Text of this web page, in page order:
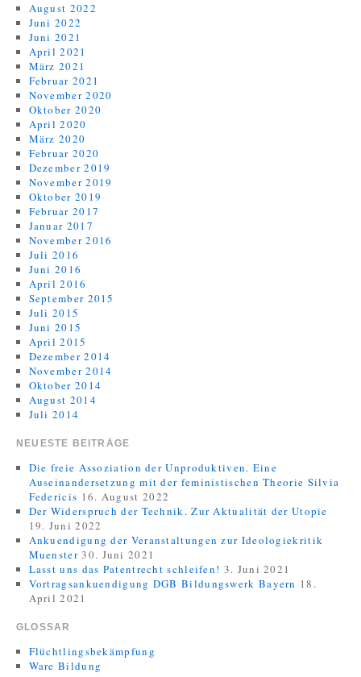
August 2022
Juni 2022
Juni 2021
April 2021
März 2021
Februar 2021
November 2020
Oktober 2020
April 2020
März 2020
Februar 2020
Dezember 2019
November 2019
Oktober 2019
Februar 2017
Januar 2017
November 2016
Juli 2016
Juni 2016
April 2016
September 2015
Juli 2015
Juni 2015
April 2015
Dezember 2014
November 2014
Oktober 2014
August 2014
Juli 2014
NEUESTE BEITRÄGE
Die freie Assoziation der Unproduktiven. Eine
Auseinandersetzung mit der feministischen Theorie Silvia
Federicis 16. August 2022
Der Widerspruch der Technik. Zur Aktualität der Utopie
19. Juni 2022
Ankuendigung der Veranstaltungen zur Ideologiekritik
Muenster 30. Juni 2021
Lasst uns das Patentrecht schleifen! 3. Juni 2021
Vortragsankuendigung DGB Bildungswerk Bayern 18.
April 2021
GLOSSAR
Flüchtlingsbekämpfung
Ware Bildung